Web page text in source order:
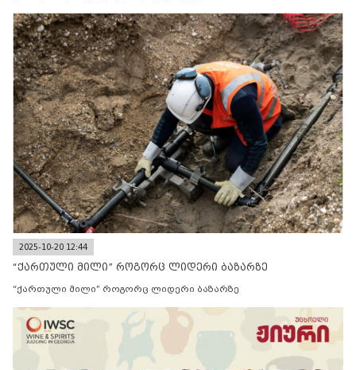
2025-10-20 12:44
“ქართული მილი” როგორც ლიდერი ბაზარზე
“ქართული მილი” როგორც ლიდერი ბაზარზე